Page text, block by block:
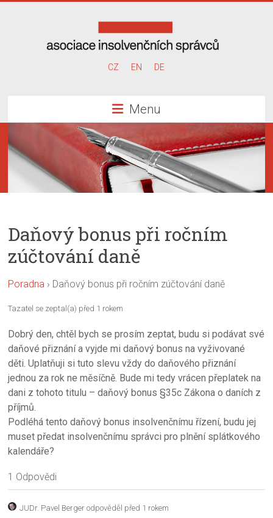
správců
CZ EN DE
Menu
Daňový bonus při ročním
zúčtování daně
Poradna › Daňový bonus při ročním zúčtování daně
Tazatel se zeptal(a) před 1 rokem
Dobrý den, chtěl bych se prosím zeptat, budu si podávat své
daňové přiznání a vyjde mi daňový bonus na vyživované
děti. Uplatňuji si tuto slevu vždy do daňového přiznání
jednou za rok ne měsíčně. Bude mi tedy vrácen přeplatek na
dani z tohoto titulu – daňový bonus §35c Zákona o daních z
příjmů.
Podléhá tento daňový bonus insolvenčnímu řízení, budu jej
muset předat insolvenčnímu správci pro plnění splátkového
kalendáře?
1 Odpovědi
JUDr. Pavel Bergerodpověděl před 1 rokem